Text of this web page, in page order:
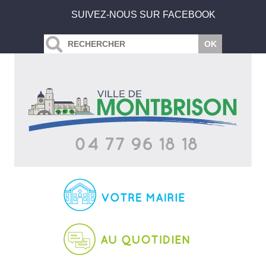
SUIVEZ-NOUS SUR FACEBOOK